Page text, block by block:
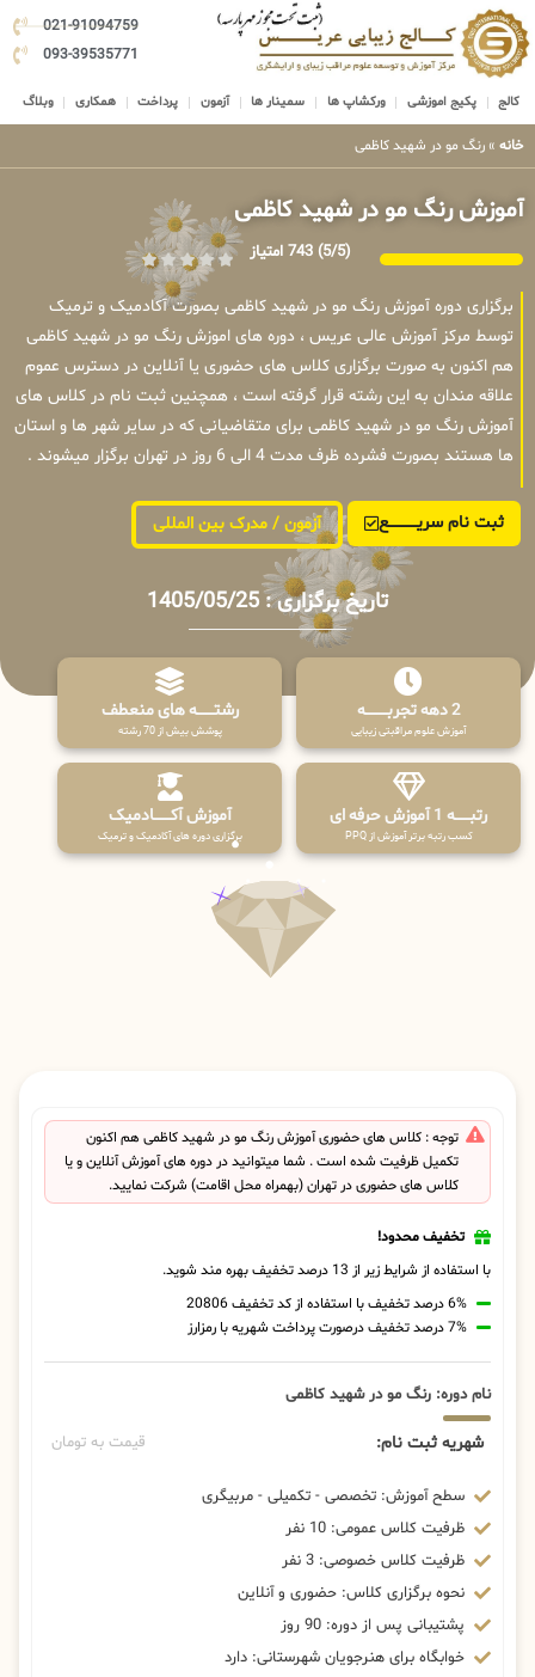
021-91094759
093-39535771
کالج پکیج اموزشی ورکشاپ ها سمینار ها آزمون پرداخت همکاری وبلاگ
خانه » رنگ مو در شهید کاظمی
آموزش رنگ مو در شهید کاظمی
(5/5) 743 امتیاز
برگزاری دوره آموزش رنگ مو در شهید کاظمی بصورت آکادمیک و ترمیک
توسط مرکز آموزش عالی عریس ، دوره های اموزش رنگ مو در شهید کاظمی
هم اکنون به صورت برگزاری کلاس های حضوری یا آنلاین در دسترس عموم
علاقه مندان به این رشته قرار گرفته است ، همچنین ثبت نام در کلاس های
آموزش رنگ مو در شهید کاظمی برای متقاضیانی که در سایر شهر ها و استان
ها هستند بصورت فشرده ظرف مدت 4 الی 6 روز در تهران برگزار میشوند .
ثبت نام سریــــــــــــع آزمون / مدرک بین المللی
تاریخ برگزاری : 1405/05/25
2 دهه تجربـــــــــه
آموزش علوم مراقبتی زیبایی
رشتـــــــه های منعطف
پوشش بیش از 70 رشته
رتبــــــه 1 آموزش حرفه ای
کسب رتبه برتر آموزش از PPQ
آموزش آکـــــــادمیک
برگزاری دوره های آکادمیک و ترمیک
توجه : کلاس های حضوری آموزش رنگ مو در شهید کاظمی هم اکنون
تکمیل ظرفیت شده است . شما میتوانید در دوره های آموزش آنلاین و یا
کلاس های حضوری در تهران (بهمراه محل اقامت) شرکت نمایید.
تخفیف محدود!
با استفاده از شرایط زیر از 13 درصد تخفیف بهره مند شوید.
6% درصد تخفیف با استفاده از کد تخفیف 20806
7% درصد تخفیف درصورت پرداخت شهریه با رمزارز
نام دوره: رنگ مو در شهید کاظمی
شهریه ثبت نام: قیمت به تومان
سطح آموزش: تخصصی - تکمیلی - مربیگری
ظرفیت کلاس عمومی: 10 نفر
ظرفیت کلاس خصوصی: 3 نفر
نحوه برگزاری کلاس: حضوری و آنلاین
پشتیبانی پس از دوره: 90 روز
خوابگاه برای هنرجویان شهرستانی: دارد